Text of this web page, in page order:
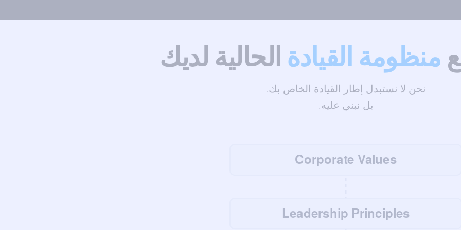
منظومة القيادة الحالية لديك
نحن لا نستبدل إطار القيادة الخاص بك.
بل نبني عليه.
Corporate Values
Leadership Principles